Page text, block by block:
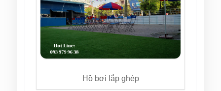
Hồ bơi lắp ghép